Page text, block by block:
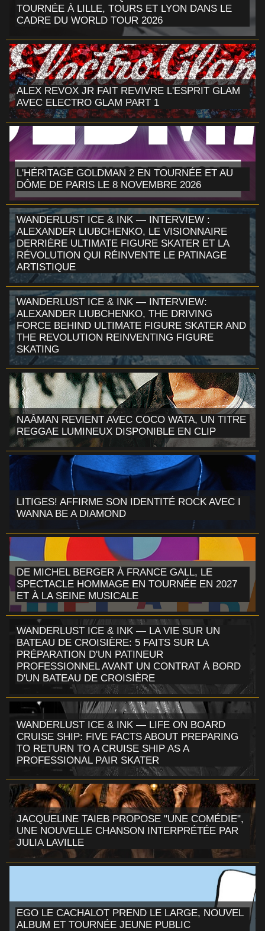
TOURNÉE À LILLE, TOURS ET LYON DANS LE
CADRE DU WORLD TOUR 2026
ALEX REVOX JR FAIT REVIVRE L'ESPRIT GLAM
AVEC ELECTRO GLAM PART 1
L'HÉRITAGE GOLDMAN 2 EN TOURNÉE ET AU
DÔME DE PARIS LE 8 NOVEMBRE 2026
WANDERLUST ICE & INK — INTERVIEW :
ALEXANDER LIUBCHENKO, LE VISIONNAIRE
DERRIÈRE ULTIMATE FIGURE SKATER ET LA
RÉVOLUTION QUI RÉINVENTE LE PATINAGE
ARTISTIQUE
WANDERLUST ICE & INK — INTERVIEW:
ALEXANDER LIUBCHENKO, THE DRIVING
FORCE BEHIND ULTIMATE FIGURE SKATER AND
THE REVOLUTION REINVENTING FIGURE
SKATING
NAÂMAN REVIENT AVEC COCO WATA, UN TITRE
REGGAE LUMINEUX DISPONIBLE EN CLIP
LITIGES! AFFIRME SON IDENTITÉ ROCK AVEC I
WANNA BE A DIAMOND
DE MICHEL BERGER À FRANCE GALL, LE
SPECTACLE HOMMAGE EN TOURNÉE EN 2027
ET À LA SEINE MUSICALE
WANDERLUST ICE & INK — LA VIE SUR UN
BATEAU DE CROISIÈRE: 5 FAITS SUR LA
PRÉPARATION D'UN PATINEUR
PROFESSIONNEL AVANT UN CONTRAT À BORD
D'UN BATEAU DE CROISIÈRE
WANDERLUST ICE & INK — LIFE ON BOARD
CRUISE SHIP: FIVE FACTS ABOUT PREPARING
TO RETURN TO A CRUISE SHIP AS A
PROFESSIONAL PAIR SKATER
JACQUELINE TAIEB PROPOSE "UNE COMÉDIE",
UNE NOUVELLE CHANSON INTERPRÉTÉE PAR
JULIA LAVILLE
EGO LE CACHALOT PREND LE LARGE, NOUVEL
ALBUM ET TOURNÉE JEUNE PUBLIC